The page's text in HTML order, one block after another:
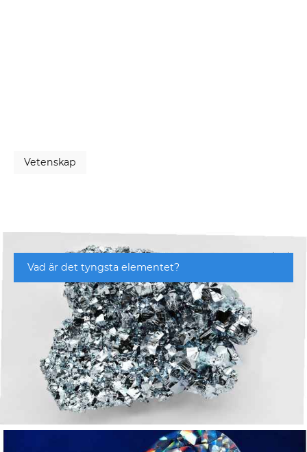
Vetenskap
Vad är det tyngsta elementet?